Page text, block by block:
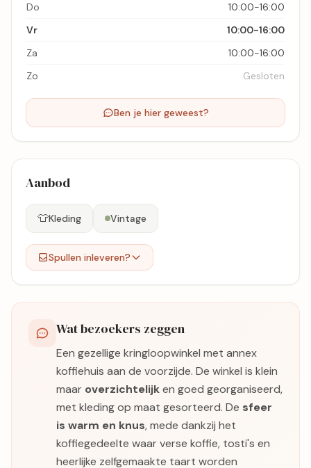
Do
10:00-16:00
Vr
10:00-16:00
Za
10:00-16:00
Zo
Gesloten
Ben je hier geweest?
Aanbod
👕Kleding Vintage
Spullen inleveren?
Wat bezoekers zeggen
Een gezellige kringloopwinkel met annex
koffiehuis aan de voorzijde. De winkel is klein
maar overzichtelijken goed georganiseerd,
met kleding op maat gesorteerd. De sfeer
is warm en knus, mede dankzij het
koffiegedeelte waar verse koffie, tosti's en
heerlijke zelfgemaakte taart worden